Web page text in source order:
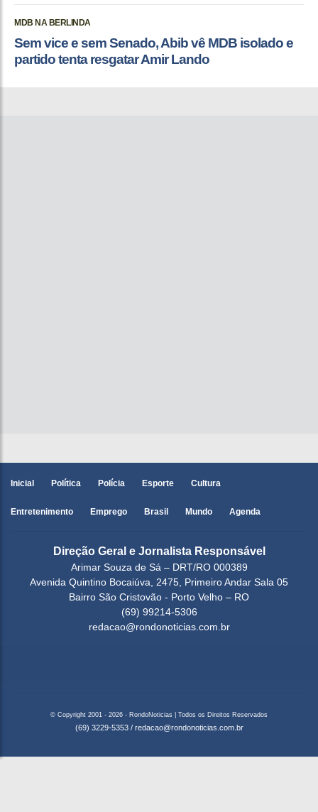
MDB NA BERLINDA
Sem vice e sem Senado, Abib vê MDB isolado e
partido tenta resgatar Amir Lando
Inicial Política Polícia Esporte Cultura
Entretenimento Emprego Brasil Mundo Agenda
Direção Geral e Jornalista Responsável
Arimar Souza de Sá – DRT/RO 000389
Avenida Quintino Bocaiúva, 2475, Primeiro Andar Sala 05
Bairro São Cristovão - Porto Velho – RO
(69) 99214-5306
redacao@rondonoticias.com.br
© Copyright 2001 - 2026 - RondoNoticias | Todos os Direitos Reservados
(69) 3229-5353 / redacao@rondonoticias.com.br